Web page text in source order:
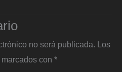
no será publicada. Los
con *